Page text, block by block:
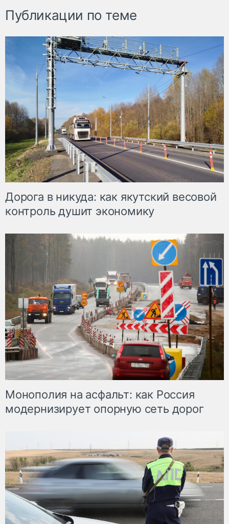
Публикации по теме
Дорога в никуда: как якутский весовой
контроль душит экономику
Монополия на асфальт: как Россия
модернизирует опорную сеть дорог